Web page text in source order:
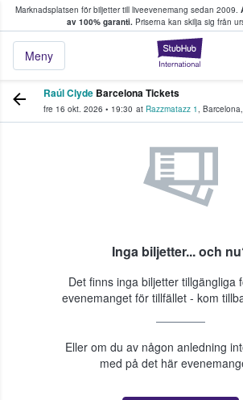
Marknadsplatsen för biljetter till liveevenemang sedan 2009.
av 100% garanti. Priserna kan skilja sig från
Meny
köper och säljer biljetter.
Raúl Clyde Barcelona Tickets
fre 16 okt. 2026 • 19:30 at Razzmatazz 1, Barcelona,
Inga biljetter... och
Det finns inga biljetter tillgängliga
evenemanget för tillfället - kom
Eller om du av någon anledning
med på det här